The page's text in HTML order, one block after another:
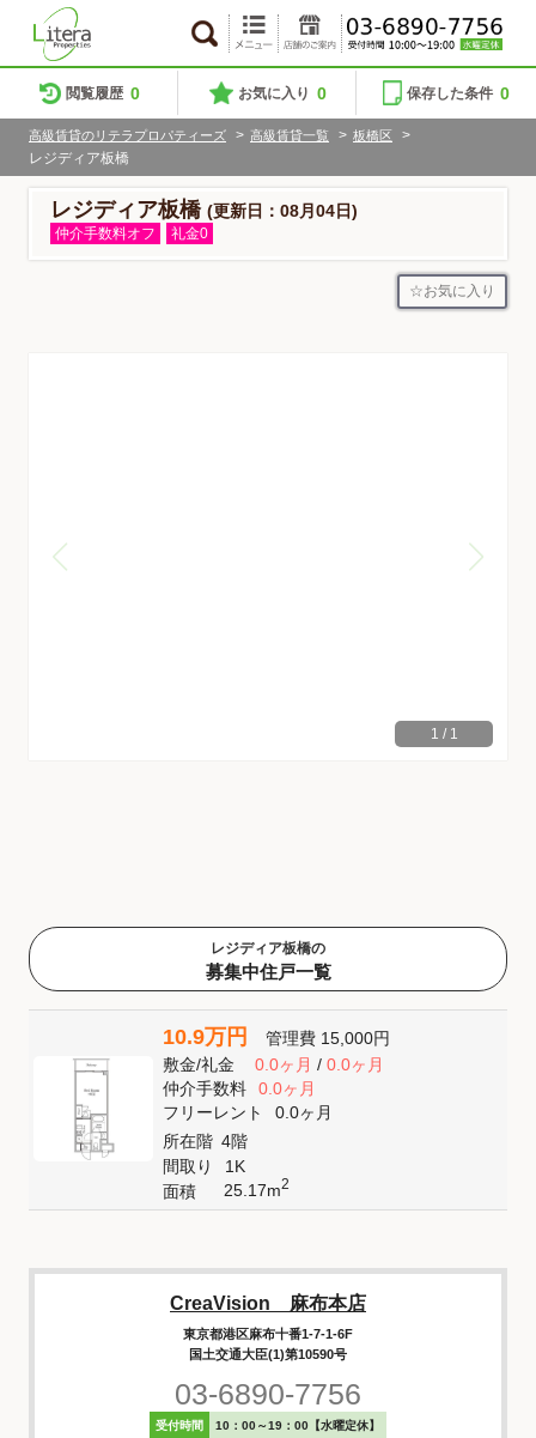
閲覧履歴 0 お気に入り 0 保存した条件 0
高級賃貸のリテラプロパティーズ > 高級賃貸一覧 > 板橋区
>
レジディア板橋
レジディア板橋 (更新日：08月04日)
仲介手数料オフ 礼金0
お気に入り
1 / 1
レジディア板橋の
募集中住戸一覧
10.9万円 管理費 15,000円
敷金/礼金 0.0ヶ月/ 0.0ヶ月
仲介手数料
0.0ヶ月
フリーレント
0.0ヶ月
所在階 4階
間取り
1K
面積
25.17m2
CreaVision 麻布本店
東京都港区麻布十番1-7-1-6F
国土交通大臣(1)第10590号
03-6890-7756
受付時間 10：00～19：00【水曜定休】